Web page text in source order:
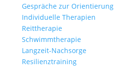
Gespräche zur Orientierung
Individuelle Therapien
Reittherapie
Schwimmtherapie
Langzeit-Nachsorge
Resilienztraining